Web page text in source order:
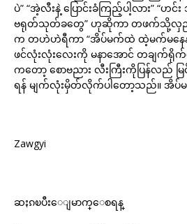
ပဲ” “အဲ့လီးနဲ့ ပြောင်းခံကြည့်ပါ့လား” “ဟ
ဗရုတ်သုတ်ခတွေ” ဟုဆိုကာ တဖက်သို့
က တဟဲဟဲရီကာ “အိပ်မက်ထဲ ထဲ့မက်မနေနဲ့ဦ
ဖင်လုံးလုံးလေးကို မနာအောင် တချက်
ကတော့ စောဗညား လီးကြီးကိုပြန်လည် မြ
ရန် မျက်လုံးမှိတ်လိုက်ပါတော့သည်။ အိပ်မက်
Zawgyi
ဆႏၵၿပီးေျမာက္ေစရန္